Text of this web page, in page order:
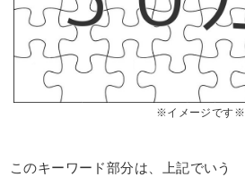
※イメージです※
このキーワード部分は、上記でいう